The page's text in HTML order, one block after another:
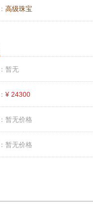
高级珠宝
暂无
¥ 24300
暂无价格
暂无价格